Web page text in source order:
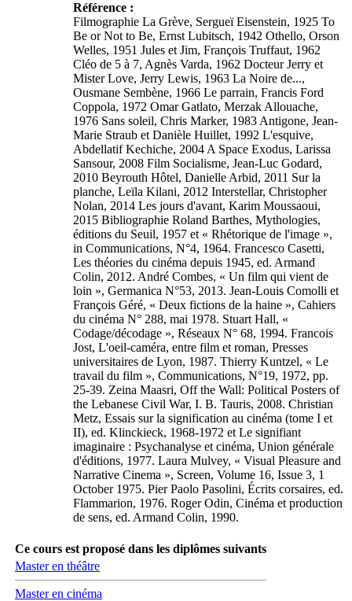
Référence :
Filmographie La Grève, Sergueï Eisenstein, 1925 To
Be or Not to Be, Ernst Lubitsch, 1942 Othello, Orson
Welles, 1951 Jules et Jim, François Truffaut, 1962
Cléo de 5 à 7, Agnès Varda, 1962 Docteur Jerry et
Mister Love, Jerry Lewis, 1963 La Noire de...,
Ousmane Sembène, 1966 Le parrain, Francis Ford
Coppola, 1972 Omar Gatlato, Merzak Allouache,
1976 Sans soleil, Chris Marker, 1983 Antigone, Jean-
Marie Straub et Danièle Huillet, 1992 L'esquive,
Abdellatif Kechiche, 2004 A Space Exodus, Larissa
Sansour, 2008 Film Socialisme, Jean-Luc Godard,
2010 Beyrouth Hôtel, Danielle Arbid, 2011 Sur la
planche, Leïla Kilani, 2012 Interstellar, Christopher
Nolan, 2014 Les jours d'avant, Karim Moussaoui,
2015 Bibliographie Roland Barthes, Mythologies,
éditions du Seuil, 1957 et « Rhétorique de l'image »,
in Communications, N°4, 1964. Francesco Casetti,
Les théories du cinéma depuis 1945, ed. Armand
Colin, 2012. André Combes, « Un film qui vient de
loin », Germanica N°53, 2013. Jean-Louis Comolli et
François Géré, « Deux fictions de la haine », Cahiers
du cinéma N° 288, mai 1978. Stuart Hall, «
Codage/décodage », Réseaux N° 68, 1994. Francois
Jost, L'oeil-caméra, entre film et roman, Presses
universitaires de Lyon, 1987. Thierry Kuntzel, « Le
travail du film », Communications, N°19, 1972, pp.
25-39. Zeina Maasri, Off the Wall: Political Posters of
the Lebanese Civil War, I. B. Tauris, 2008. Christian
Metz, Essais sur la signification au cinéma (tome I et
II), ed. Klinckieck, 1968-1972 et Le signifiant
imaginaire : Psychanalyse et cinéma, Union générale
d'éditions, 1977. Laura Mulvey, « Visual Pleasure and
Narrative Cinema », Screen, Volume 16, Issue 3, 1
October 1975. Pier Paolo Pasolini, Écrits corsaires, ed.
Flammarion, 1976. Roger Odin, Cinéma et production
de sens, ed. Armand Colin, 1990.
Ce cours est proposé dans les diplômes suivants
Master en théâtre
Master en cinéma